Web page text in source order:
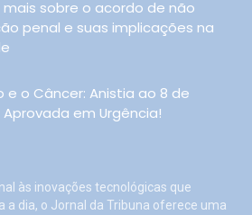
sobre o acordo de não
penal e suas implicações na
e o Câncer: Anistia ao 8 de
em Urgência!
às inovações tecnológicas que
dia, o Jornal da Tribuna oferece uma